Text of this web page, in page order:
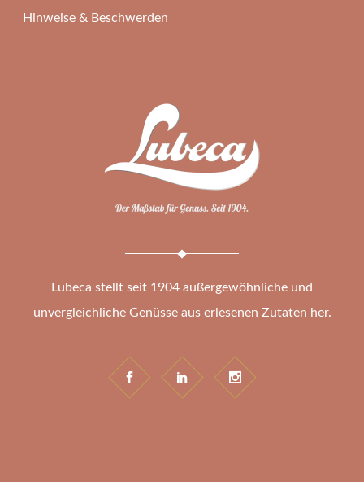
Hinweise & Beschwerden
Lubeca stellt seit 1904 außergewöhnliche und
unvergleichliche Genüsse aus erlesenen Zutaten her.